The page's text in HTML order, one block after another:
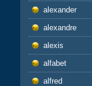
alexander
alexandre
alexis
alfabet
alfred